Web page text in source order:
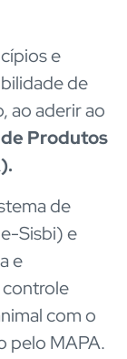
e
de
ao aderir ao
Produtos
de
Sisbi) e
e
controle
com o
pelo MAPA.